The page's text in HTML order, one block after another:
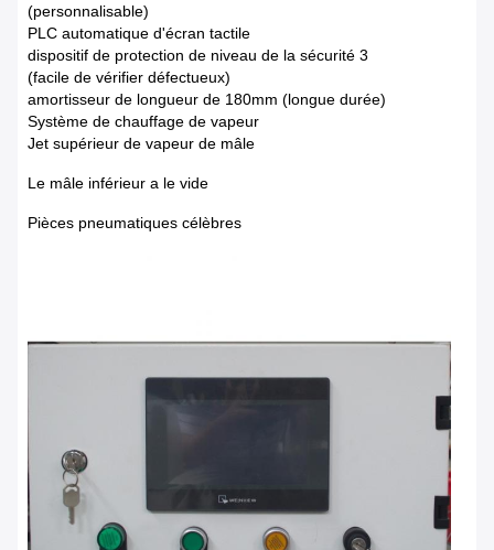
(personnalisable)
PLC automatique d'écran tactile
dispositif de protection de niveau de la sécurité 3
(facile de vérifier défectueux)
amortisseur de longueur de 180mm (longue durée)
Système de chauffage de vapeur
Jet supérieur de vapeur de mâle
Le mâle inférieur a le vide
Pièces pneumatiques célèbres